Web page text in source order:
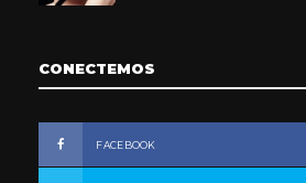
CONECTEMOS
FACEBOOK